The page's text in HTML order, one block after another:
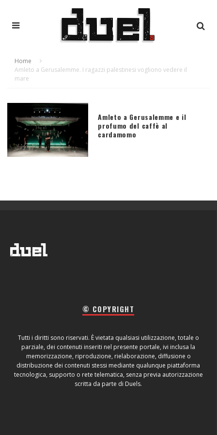
Home
Amleto a Gerusalemme. I ragazzi palestinesi vogliono vedere il
mare
Amleto a Gerusalemme e il
profumo del caffè al
cardamomo
© COPYRIGHT
Tutti i diritti sono riservati. È vietata qualsiasi utilizzazione, totale o
parziale, dei contenuti inseriti nel presente portale, ivi inclusa la
memorizzazione, riproduzione, rielaborazione, diffusione o
distribuzione dei contenuti stessi mediante qualunque piattaforma
tecnologica, supporto o rete telematica, senza previa autorizzazione
scritta da parte di Duels.